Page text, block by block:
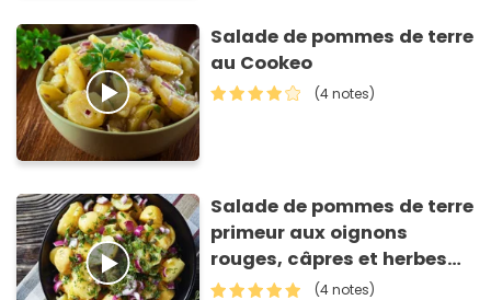
Salade de pommes de terre
au Cookeo
(4 notes)
Salade de pommes de terre
primeur aux oignons
rouges, câpres et herbes
fraîches
(4 notes)